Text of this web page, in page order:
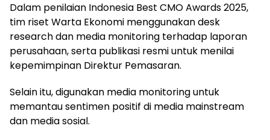
Dalam penilaian Indonesia Best CMO Awards 2025,
tim riset Warta Ekonomi menggunakan desk
research dan media monitoring terhadap laporan
perusahaan, serta publikasi resmi untuk menilai
kepemimpinan Direktur Pemasaran.
Selain itu, digunakan media monitoring untuk
memantau sentimen positif di media mainstream
dan media sosial.